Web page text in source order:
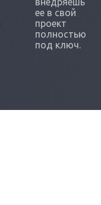
ее в свой
проект
полностью
под ключ.